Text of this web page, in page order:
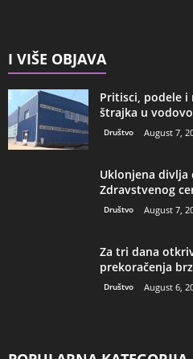
I VIŠE OBJAVA
Pritisci, podele i
štrajka u
Društvo August 7,
Uklonjena
Zdravstvenog
Društvo August 7,
Za tri dana
prekoračenja
Društvo August 6,